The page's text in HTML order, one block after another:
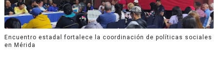
Encuentro estadal fortalece la coordinación de políticas sociales
en Mérida